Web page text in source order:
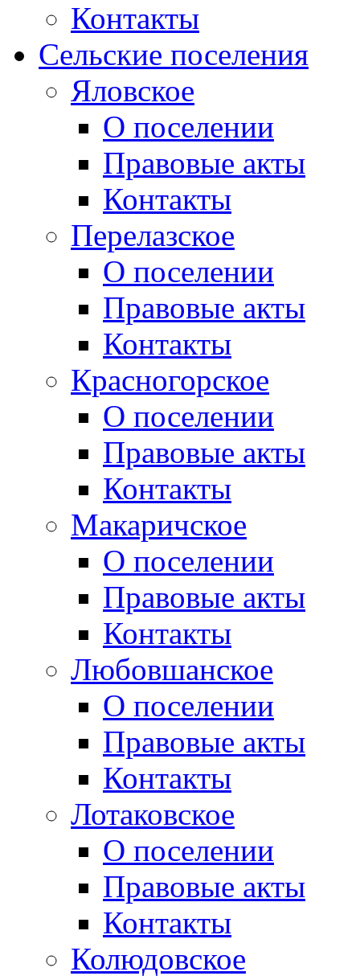
Контакты
Сельские поселения
Яловское
О поселении
Правовые акты
Контакты
Перелазское
О поселении
Правовые акты
Контакты
Красногорское
О поселении
Правовые акты
Контакты
Макаричское
О поселении
Правовые акты
Контакты
Любовшанское
О поселении
Правовые акты
Контакты
Лотаковское
О поселении
Правовые акты
Контакты
Колюдовское